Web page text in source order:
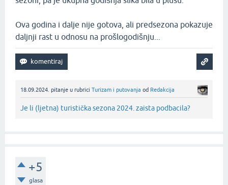
Ova godina i dalje nije gotova, ali predsezona pokazuje
daljnji rast u odnosu na prošlogodišnju...
18.09.2024. pitanje u rubrici Turizam i putovanja od Redakcija
Je li (ljetna) turistička sezona 2024. zaista podbacila?
+5
glasa